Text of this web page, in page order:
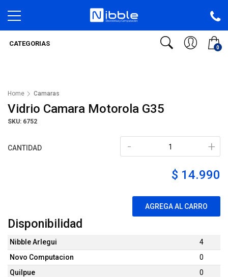
0
CATEGORIAS
Home Camaras
Vidrio Camara Motorola G35
SKU: 6752
CANTIDAD +
-
$ 14.990
AGREGA AL CARRO
Disponibilidad
Nibble Arlegui
4
Novo Computacion
0
Quilpue
0